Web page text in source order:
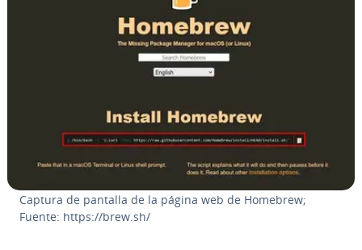
Captura de pantalla de la página web de Homebrew;
Fuente: https://brew.sh/